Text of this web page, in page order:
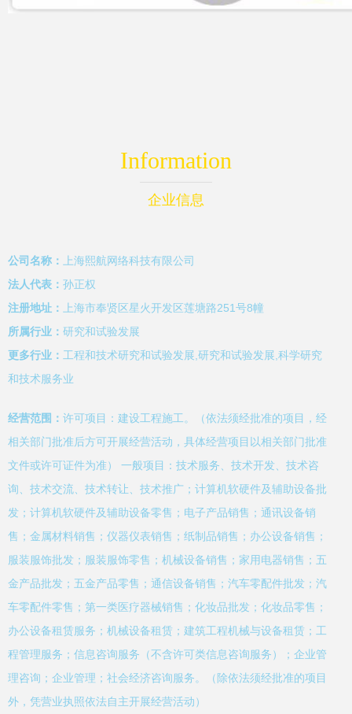
Information
企业信息
公司名称： 上海熙航网络科技有限公司
法人代表： 孙正权
注册地址： 上海市奉贤区星火开发区莲塘路251号8幢
所属行业： 研究和试验发展
更多行业： 工程和技术研究和试验发展,研究和试验发展,科学研究
和技术服务业
经营范围： 许可项目：建设工程施工。（依法须经批准的项目，经
相关部门批准后方可开展经营活动，具体经营项目以相关部门批准
文件或许可证件为准） 一般项目：技术服务、技术开发、技术咨
询、技术交流、技术转让、技术推广；计算机软硬件及辅助设备批
发；计算机软硬件及辅助设备零售；电子产品销售；通讯设备销
售；金属材料销售；仪器仪表销售；纸制品销售；办公设备销售；
服装服饰批发；服装服饰零售；机械设备销售；家用电器销售；五
金产品批发；五金产品零售；通信设备销售；汽车零配件批发；汽
车零配件零售；第一类医疗器械销售；化妆品批发；化妆品零售；
办公设备租赁服务；机械设备租赁；建筑工程机械与设备租赁；工
程管理服务；信息咨询服务（不含许可类信息咨询服务）；企业管
理咨询；企业管理；社会经济咨询服务。（除依法须经批准的项目
外，凭营业执照依法自主开展经营活动）